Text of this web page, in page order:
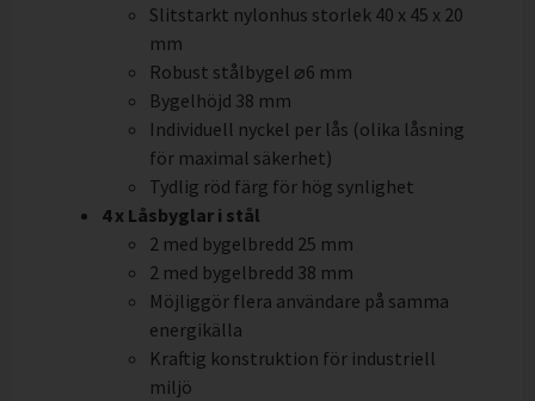
Slitstarkt nylonhus storlek 40 x 45 x 20
mm
Robust stålbygel ⌀6 mm
Bygelhöjd 38 mm
Individuell nyckel per lås (olika låsning
för maximal säkerhet)
Tydlig röd färg för hög synlighet
4 x Låsbyglar i stål
2 med bygelbredd 25 mm
2 med bygelbredd 38 mm
Möjliggör flera användare på samma
energikälla
Kraftig konstruktion för industriell
miljö